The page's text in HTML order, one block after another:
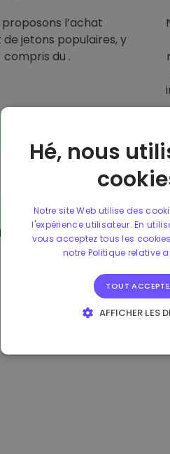
proposons l’achat
jetons populaires, y
compris du .
Moyens de
Kriptomat, vous avez
Hé, nous
Notre site Web utilise des
l'expérience utilisateur. En
vous acceptez tous les
notre Politique relative
TOUT
AFFICHER LES